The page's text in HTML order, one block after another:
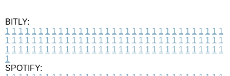
BITLY:
1 1 1 1 1 1 1 1 1 1 1 1 1 1 1 1 1 1 1 1 1 1 1 1 1 1 1 1 1 1 1 1 1
1 1 1 1 1 1 1 1 1 1 1 1 1 1 1 1 1 1 1 1 1 1 1 1 1 1 1 1 1 1 1 1 1
1 1 1 1 1 1 1 1 1 1 1 1 1 1 1 1 1 1 1 1 1 1 1 1 1 1 1 1 1 1 1 1 1
1
SPOTIFY: